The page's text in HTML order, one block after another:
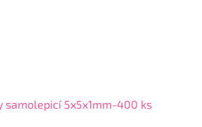
samolepicí 5x5x1mm-400 ks